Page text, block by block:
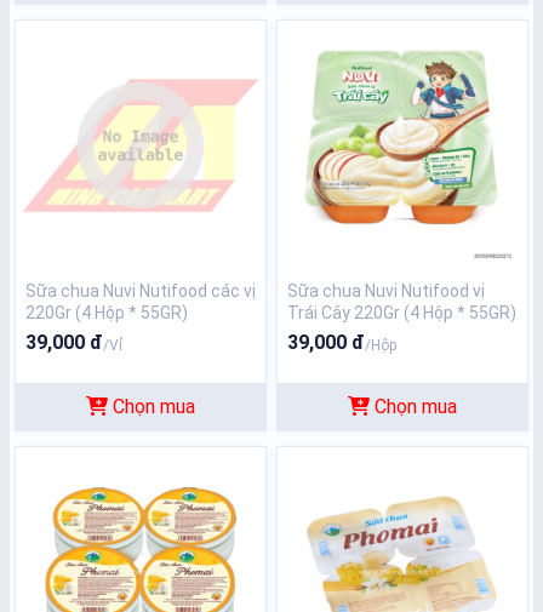
Sữa chua Nuvi Nutifood các vị
220Gr (4 Hộp * 55GR)
39,000 đ/Vỉ
Chọn mua
Sữa chua Nuvi Nutifood vị
Trái Cây 220Gr (4 Hộp * 55GR)
39,000 đ/Hộp
Chọn mua